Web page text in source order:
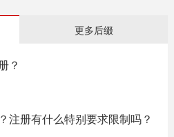
更多后缀
？
注册有什么特别要求限制吗？